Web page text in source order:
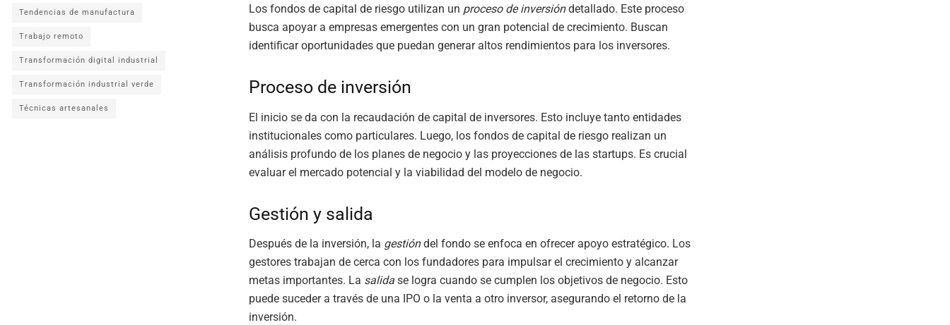
Los fondos de capital de riesgo utilizan un proceso de inversióndetallado. Este proceso
busca apoyar a empresas emergentes con un gran potencial de crecimiento. Buscan
identificar oportunidades que puedan generar altos rendimientos para los inversores.
Proceso de inversión
El inicio se da con la recaudación de capital de inversores. Esto incluye tanto entidades
institucionales como particulares. Luego, los fondos de capital de riesgo realizan un
análisis profundo de los planes de negocio y las proyecciones de las startups. Es crucial
evaluar el mercado potencial y la viabilidad del modelo de negocio.
Gestión y salida
Después de la inversión, la gestióndel fondo se enfoca en ofrecer apoyo estratégico. Los
gestores trabajan de cerca con los fundadores para impulsar el crecimiento y alcanzar
metas importantes. La salida se logra cuando se cumplen los objetivos de negocio. Esto
puede suceder a través de una IPO o la venta a otro inversor, asegurando el retorno de la
inversión.
Tendencias de manufactura
Trabajo remoto
Transformación digital industrial
Transformación industrial verde
Técnicas artesanales